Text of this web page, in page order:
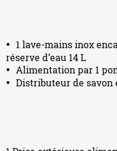
1 lave-mains inox
réserve d’eau 14 L
Alimentation par 1
Distributeur de